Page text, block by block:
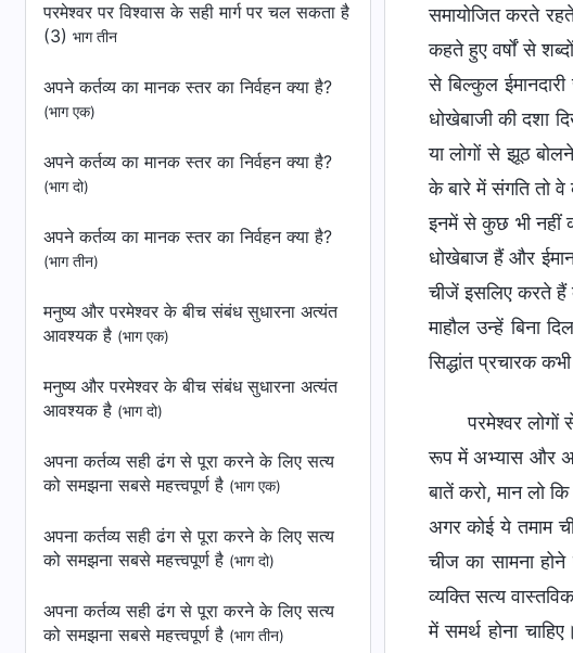
परमेश्वर पर विश्वास के सही मार्ग पर चल सकता है
(3) भाग तीन
अपने कर्तव्‍य का मानक स्तर का निर्वहन क्‍या है?
(भाग एक)
अपने कर्तव्‍य का मानक स्तर का निर्वहन क्‍या है?
(भाग दो)
अपने कर्तव्‍य का मानक स्तर का निर्वहन क्‍या है?
(भाग तीन)
मनुष्य और परमेश्वर के बीच संबंध सुधारना अत्यंत
आवश्यक है (भाग एक)
मनुष्य और परमेश्वर के बीच संबंध सुधारना अत्यंत
आवश्यक है (भाग दो)
अपना कर्तव्‍य सही ढंग से पूरा करने के लिए सत्‍य
को समझना सबसे महत्त्वपूर्ण है (भाग एक)
अपना कर्तव्‍य सही ढंग से पूरा करने के लिए सत्‍य
को समझना सबसे महत्त्वपूर्ण है (भाग दो)
अपना कर्तव्‍य सही ढंग से पूरा करने के लिए सत्‍य
को समझना सबसे महत्त्वपूर्ण है (भाग तीन)
समायोजित करते
कहते हुए वर्षों से
से बिल्कुल
धोखेबाजी की दशा
या लोगों से झूठ
के बारे में संगति तो
इनमें से कुछ भी नहीं
धोखेबाज हैं और
चीजें इसलिए करते हैं
माहौल उन्हें बिना
सिद्धांत प्रचारक
परमेश्वर
रूप में अभ्यास और
बातें करो, मान लो
अगर कोई ये तमाम
चीज का सामना
व्यक्ति सत्य
में समर्थ होना